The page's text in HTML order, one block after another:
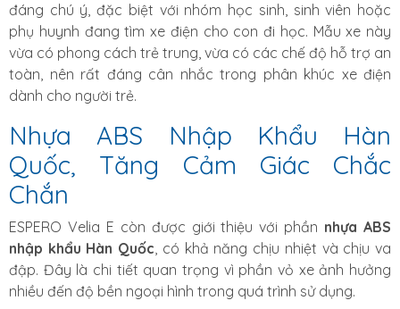
đáng chú ý, đặc biệt với nhóm học sinh, sinh viên hoặc
phụ huynh đang tìm xe điện cho con đi học. Mẫu xe này
vừa có phong cách trẻ trung, vừa có các chế độ hỗ trợ an
toàn, nên rất đáng cân nhắc trong phân khúc xe điện
dành cho người trẻ.
Nhựa ABS Nhập Khẩu Hàn
Quốc, Tăng Cảm Giác Chắc
Chắn
ESPERO Velia E còn được giới thiệu với phần nhựa ABS
nhập khẩu Hàn Quốc, có khả năng chịu nhiệt và chịu va
đập. Đây là chi tiết quan trọng vì phần vỏ xe ảnh hưởng
nhiều đến độ bền ngoại hình trong quá trình sử dụng.